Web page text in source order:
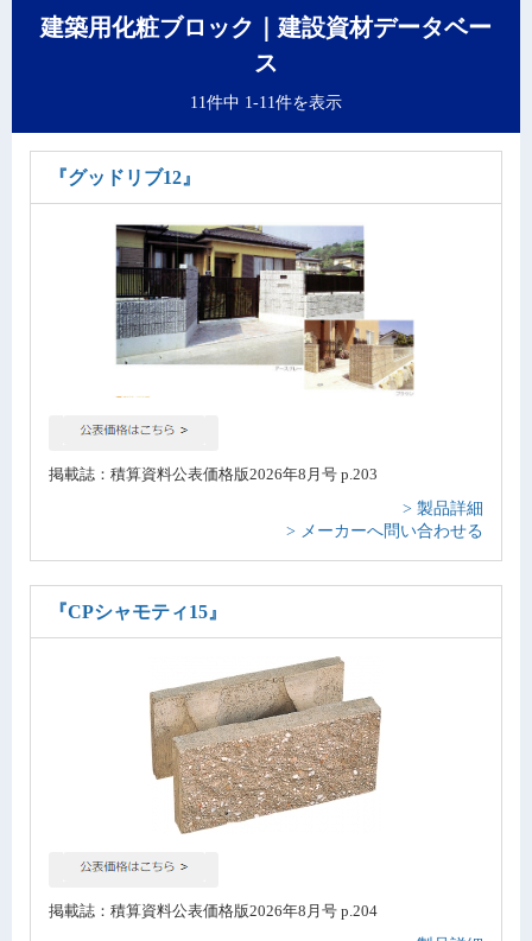
建築用化粧ブロック｜建設資材データベー
ス
11件中 1-11件を表示
『グッドリブ12』
掲載誌：積算資料公表価格版2026年8月号 p.203
> 製品詳細
> メーカーへ問い合わせる
『CPシャモティ15』
掲載誌：積算資料公表価格版2026年8月号 p.204